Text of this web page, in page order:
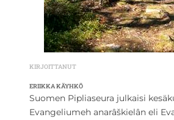
KIRJOITTANUT
ERIIKKA KÄYHKÖ
Suomen Pipliaseura julkaisi
Evangeliumeh anarâškielân eli